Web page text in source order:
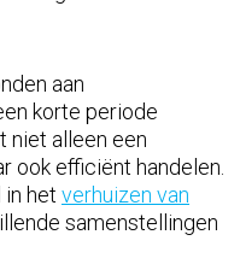
aan
korte periode
niet alleen een
ook efficiënt handelen.
het verhuizen van
samenstellingen